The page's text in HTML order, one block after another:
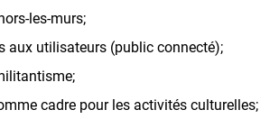
les-murs;
aux utilisateurs (public connecté);
cadre pour les activités culturelles;